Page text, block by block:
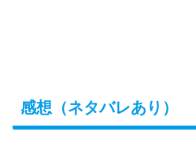
感想（ネタバレあり）